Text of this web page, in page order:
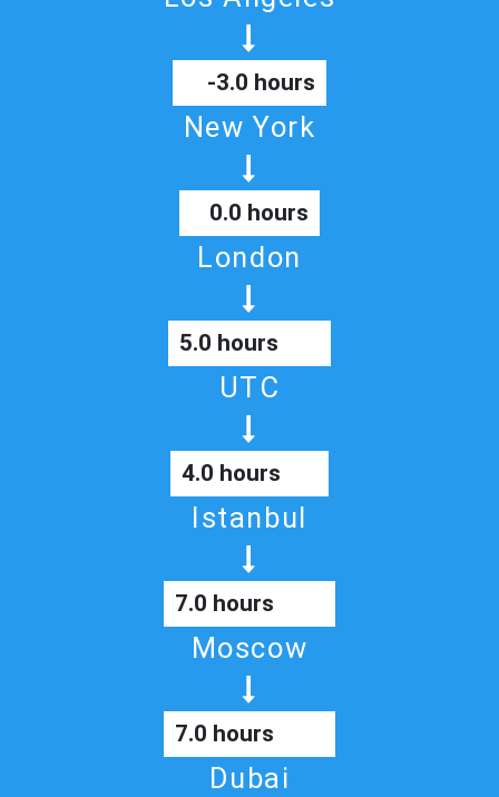
-3.0 hours
New York
0.0 hours
London
5.0 hours
UTC
4.0 hours
Istanbul
7.0 hours
Moscow
7.0 hours
Dubai